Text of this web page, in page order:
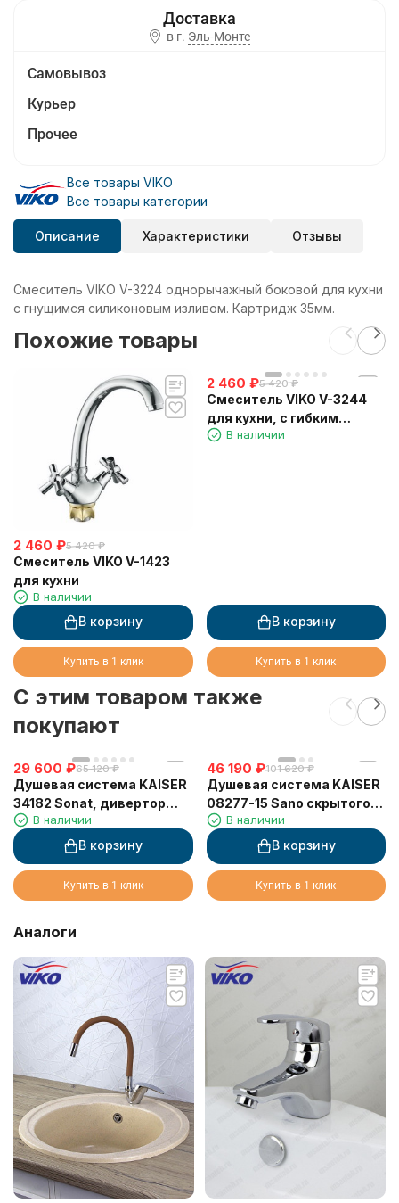
в г. Эль-Монте
Самовывоз
Курьер
Прочее
Все товары VIKO
Все товары категории
Описание Характеристики Отзывы
Смеситель VIKO V-3224 однорычажный боковой для кухни
с гнущимся силиконовым изливом. Картридж 35мм.
Похожие товары
2 460 ₽5 420 ₽
Смеситель VIKO V-1423
для кухни
В наличии
В корзину
Купить в 1 клик
2 460 ₽5 420 ₽
Смеситель VIKO V-3244
для кухни, с гибким
изливом
В наличии
В корзину
Купить в 1 клик
C этим товаром также
покупают
29 600 ₽65 120 ₽
Душевая система KAISER
34182 Sonat, дивертор
6034В наличии
В корзину
Купить в 1 клик
46 190 ₽101 620 ₽
Душевая система KAISER
08277-15 Sano скрытого
монтажа, с термостатом
В наличии
В корзину
Купить в 1 клик
Аналоги